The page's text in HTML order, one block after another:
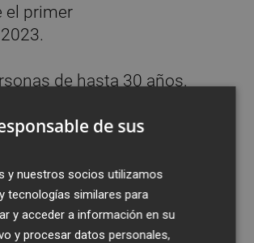
el primer
de hasta 30 años,
pueden solicitar este título
la Autoridad de Transporte
de Valencia (ATMV), mientras
pueden continuar
realizar ningún trámite.
de sus
y nuestros socios utilizamos
tecnologías similares para
y acceder a información en su
y procesar datos personales,